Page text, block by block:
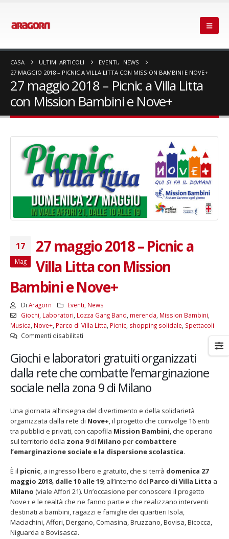
CASA ULTIMI ARTICOLI EVENTI,
NEWS
27 MAGGIO 2018 – PICNIC A VILLA LITTA CON MISSION BAMBINI E NOVE+
27 maggio 2018 – Picnic a Villa Litta
con Mission Bambini e Nove+
17
Mag
27 maggio 2018 – Picnic a
Villa Litta con Mission
Bambini e Nove+
Di Aragorn Eventi News
Giochi Laboratori Lozza Gang Band merenda Mission Bambini
Musica Nove+ Parco di Villa Litta Picnic shopping solidale Spettacoli
Commenti disabilitatisu
maggio
2018
–
Picnic
Villa
Litta
Mission
Bambini
Giochi e laboratori gratuiti organizzati
dalla rete che combatte l’emarginazione
sociale nella zona 9 di Milano
Una giornata all’insegna del divertimento e della solidarietà
organizzata dalla rete di Nove+ , il progetto che coinvolge 16 enti
tra pubblici e privati, con capofila Mission Bambini , che operano
sul territorio della zona 9di Milano per combattere
l’emarginazione sociale e la dispersione scolastica.
È il picnic, a ingresso libero e gratuito, che si terrà domenica 27
maggio 2018, dalle 10 alle 19, all’interno del Parco di Villa Litta a
Milano (viale Affori 21). Un’occasione per conoscere il progetto
Nove+ e le realtà che ne fanno parte e che realizzano interventi
destinati a bambini, ragazzi e famiglie dei quartieri Isola,
Maciachini, Affori, Dergano, Comasina, Bruzzano, Bovisa, Bicocca,
Niguarda e Bovisasca.
Fino al 29 marzo 2026 – Anziani
malati e fragili, VIDAS lancia
13 dicembre 2024 – In